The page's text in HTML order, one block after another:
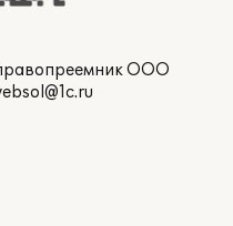
ООО